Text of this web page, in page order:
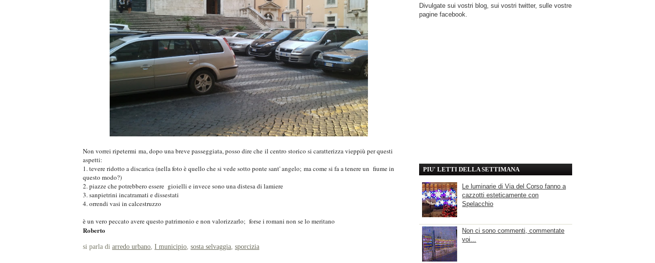
Non vorrei ripetermi ma, dopo una breve passeggiata, posso dire che il centro storico si caratterizza vieppiù per questi
aspetti:
1. tevere ridotto a discarica (nella foto è quello che si vede sotto ponte sant' angelo; ma come si fa a tenere un fiume in
questo modo?)
2. piazze che potrebbero essere gioielli e invece sono una distesa di lamiere
3. sanpietrini incatramati e dissestati
4. orrendi vasi in calcestruzzo
è un vero peccato avere questo patrimonio e non valorizzarlo; forse i romani non se lo meritano
Roberto
si parla di arredo urbano I municipio sosta selvaggia sporcizia
Divulgate sui vostri blog, sui vostri twitter, sulle vostre
pagine facebook.
PIU' LETTI DELLA SETTIMANA
Le luminarie di Via del Corso fanno a
cazzotti esteticamente con
Spelacchio
Non ci sono commenti, commentate
voi...